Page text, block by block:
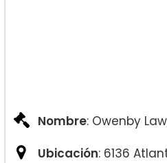
Nombre: Owenby
Ubicación: 6136